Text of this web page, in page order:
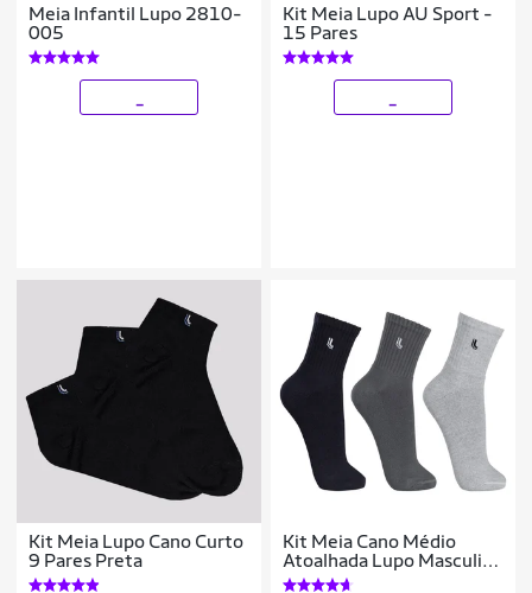
Meia Infantil Lupo 2810-
005
Kit Meia Lupo AU Sport -
15 Pares
Kit Meia Lupo Cano Curto
9 Pares Preta
Kit Meia Cano Médio
Atoalhada Lupo Masculina
3 Pares